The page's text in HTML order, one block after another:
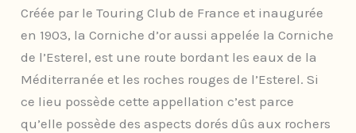
Créée par le Touring Club de France et inaugurée
en 1903, la Corniche d’or aussi appelée la Corniche
de l’Esterel, est une route bordant les eaux de la
Méditerranée et les roches rouges de l’Esterel. Si
ce lieu possède cette appellation c’est parce
qu’elle possède des aspects dorés dûs aux rochers